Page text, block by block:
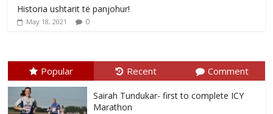
Historia ushtarit të panjohur!
May 18, 2021 0
Popular Recent Comment
Sairah Tundukar- first to complete ICY
Marathon